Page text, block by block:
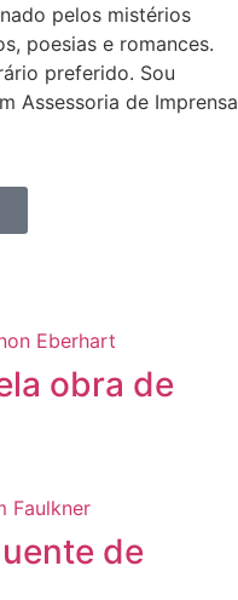
pelos mistérios
poesias e romances.
preferido. Sou
Assessoria de Imprensa
obra de
de